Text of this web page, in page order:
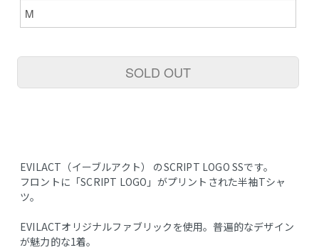
SOLD OUT
EVILACT（イーブルアクト） のSCRIPT LOGO SSです。
フロントに「SCRIPT LOGO」がプリントされた半袖Tシャ
ツ。
EVILACTオリジナルファブリックを使用。普遍的なデザイン
が魅力的な1着。